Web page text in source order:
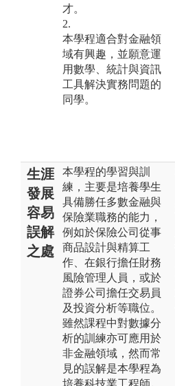
才。
2.
本學程適合對金融領
域有興趣，並願意運
用數學、統計與資訊
工具解決實務問題的
同學。
生涯
發展
容易
誤解
之處
本學程的學習與訓
練，主要是培養學生
具備勝任多數金融與
保險業職務的能力，
例如於保險公司從事
商品設計與精算工
作、在銀行擔任財務
風險管理人員，或於
證券公司擔任交易員
及投資分析等職位。
雖然課程中對數據分
析的訓練亦可應用於
非金融領域，然而常
見的誤解是本學程為
培養科技業工程師。